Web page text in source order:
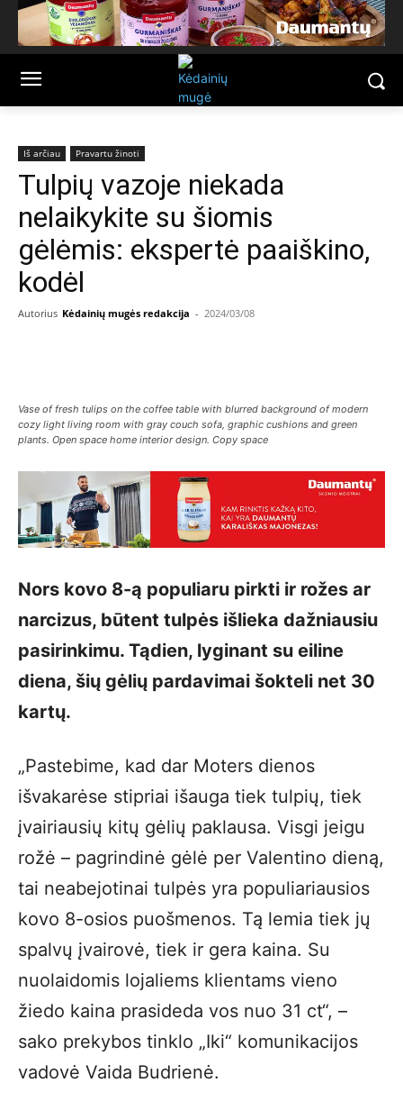
Iš arčiau Pravartu žinoti
Tulpių vazoje niekada
nelaikykite su šiomis
gėlėmis: ekspertė paaiškino,
kodėl
Autorius Kėdainių mugės redakcija - 2024/03/08
Vase of fresh tulips on the coffee table with blurred background of modern
cozy light living room with gray couch sofa, graphic cushions and green
plants. Open space home interior design. Copy space
Nors kovo 8-ą populiaru pirkti ir rožes ar
narcizus, būtent tulpės išlieka dažniausiu
pasirinkimu. Tądien, lyginant su eiline
diena, šių gėlių pardavimai šokteli net 30
kartų.
„Pastebime, kad dar Moters dienos
išvakarėse stipriai išauga tiek tulpių, tiek
įvairiausių kitų gėlių paklausa. Visgi jeigu
rožė – pagrindinė gėlė per Valentino dieną,
tai neabejotinai tulpės yra populiariausios
kovo 8-osios puošmenos. Tą lemia tiek jų
spalvų įvairovė, tiek ir gera kaina. Su
nuolaidomis lojaliems klientams vieno
žiedo kaina prasideda vos nuo 31 ct“, –
sako prekybos tinklo „Iki“ komunikacijos
vadovė Vaida Budrienė.